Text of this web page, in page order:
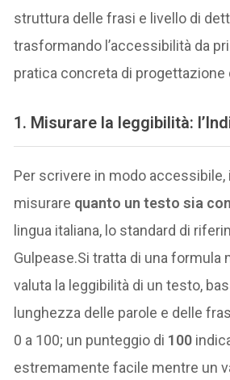
struttura delle frasi e livello di
trasformando l’accessibilità da
pratica concreta di progettazione
1. Misurare la leggibilità:
Per scrivere in modo accessibile,
misurare quanto un testo sia
lingua italiana, lo standard di
Gulpease.Si tratta di una formula
valuta la leggibilità di un testo,
lunghezza delle parole e delle
0 a 100; un punteggio di 100
estremamente facile mentre un